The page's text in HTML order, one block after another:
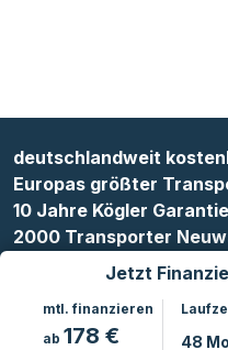
Jetzt
mtl. finanzieren
ab 178 € 48
deutschlandweit
Europas größter
10 Jahre Kögler Garantie
2000 Transporter